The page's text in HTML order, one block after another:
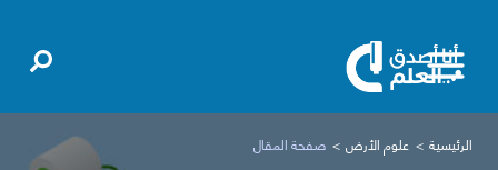
الرئيسية علوم الأرض صفحة المقال